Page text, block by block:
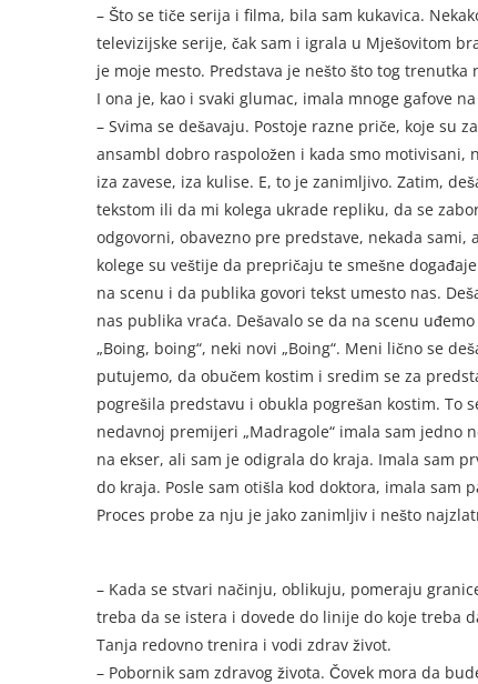
– Što se tiče serija i filma, bila sam kukavica.
televizijske serije, čak sam i igrala u Mješovitom
je moje mesto. Predstava je nešto što tog
I ona je, kao i svaki glumac, imala mnoge gafove
– Svima se dešavaju. Postoje razne priče, koje su
ansambl dobro raspoložen i kada smo motivisani,
iza zavese, iza kulise. E, to je zanimljivo. Zatim,
tekstom ili da mi kolega ukrade repliku, da se
odgovorni, obavezno pre predstave, nekada
kolege su veštije da prepričaju te smešne
na scenu i da publika govori tekst umesto nas.
nas publika vraća. Dešavalo se da na scenu
„Boing, boing“, neki novi „Boing“. Meni lično se
putujemo, da obučem kostim i sredim se za
pogrešila predstavu i obukla pogrešan kostim. To
nedavnoj premijeri „Madragole“ imala sam jedno
na ekser, ali sam je odigrala do kraja. Imala sam
do kraja. Posle sam otišla kod doktora, imala sam
Proces probe za nju je jako zanimljiv i nešto
– Kada se stvari načinju, oblikuju, pomeraju
treba da se istera i dovede do linije do koje treba
Tanja redovno trenira i vodi zdrav život.
– Pobornik sam zdravog života. Čovek mora da